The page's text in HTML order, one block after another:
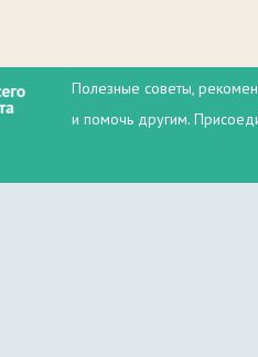
Полезные советы,
и помочь другим.